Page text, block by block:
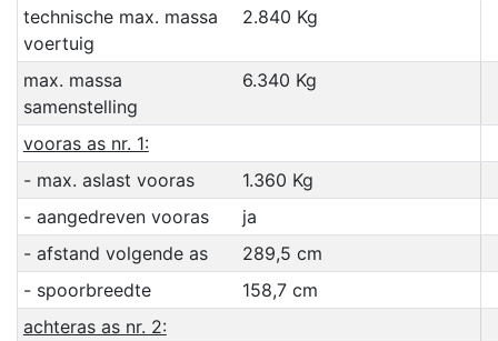
technische max. massa
voertuig
2.840 Kg
max. massa
samenstelling
6.340 Kg
vooras as nr. 1:
- max. aslast vooras
1.360 Kg
- aangedreven vooras
ja
- afstand volgende as
289,5 cm
- spoorbreedte
158,7 cm
achteras as nr. 2: